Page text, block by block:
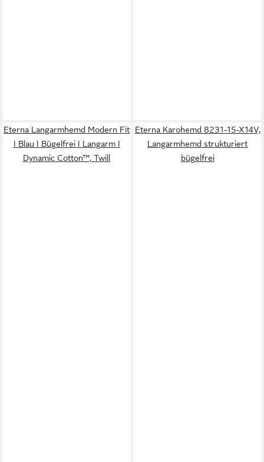
Eterna Langarmhemd Modern Fit
I Blau I Bügelfrei I Langarm I
Dynamic Cotton™, Twill
Eterna Karohemd 8231-15-X14V,
Langarmhemd strukturiert
bügelfrei